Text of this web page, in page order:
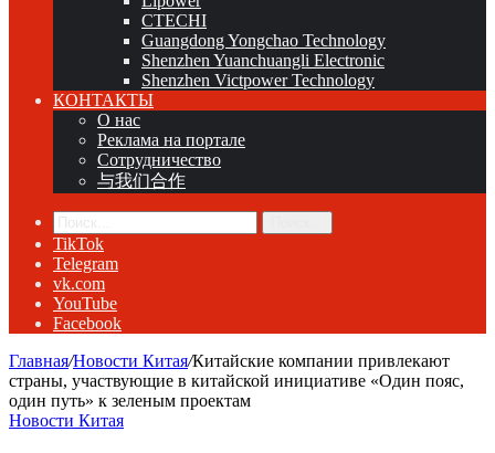
CTECHI
Guangdong Yongchao Technology
Shenzhen Yuanchuangli Electronic
Shenzhen Victpower Technology
КОНТАКТЫ
О нас
Реклама на портале
Сотрудничество
与我们合作
TikTok
Telegram
vk.com
YouTube
Facebook
Главная/Новости Китая/Китайские компании привлекают
страны, участвующие в китайской инициативе «Один пояс,
один путь» к зеленым проектам
Новости Китая